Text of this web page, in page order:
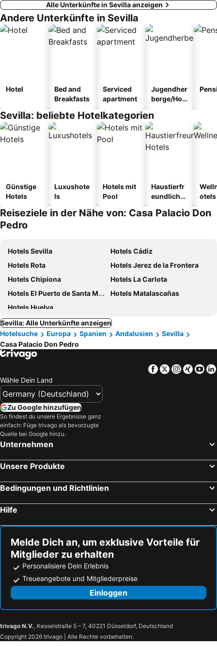
Alle Unterkünfte in Sevilla anzeigen
Andere Unterkünfte in Sevilla
Hotel
Bed and
Breakfasts
Serviced
apartment
Jugendher
berge/Hos
Sevilla: beliebte Hotelkategorien
Günstige
Hotels
Luxushote
ls
Hotels mit
Pool
Haustierfr
eundliche
otels
Reiseziele in der Nähe von: Casa Palacio Don
Pedro
Hotels Sevilla
Hotels Cádiz
Hotels Rota
Hotels Jerez de la Frontera
Hotels Chipiona
Hotels La Carlota
Hotels El Puerto de Santa Maria
Hotels Matalascañas
Hotels Huelva
Sevilla: Alle Unterkünfte anzeigen
Hotelsuche
Europa Spanien Andalusien
Sevilla
Casa Palacio Don Pedro
Facebook
TwitterXing
Wähle Dein Land
Zu Google hinzufügen
So findest du unsere Ergebnisse ganz
einfach: Füge trivago als bevorzugte
Quelle bei Google hinzu.
Unternehmen
Unsere Produkte
Bedingungen und Richtlinien
Hilfe
Melde Dich an, um exklusive Vorteile für
Mitglieder zu erhalten
Personalisiere Dein Erlebnis
Treueangebote und Mitgliederpreise
Einloggen
trivago N.V., Kesselstraße 5 – 7, 40221 Düsseldorf, Deutschland
Copyright 2026 trivago | Alle Rechte vorbehalten.